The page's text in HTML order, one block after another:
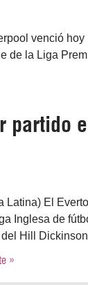
venció
de la Liga
partido
Latina) El
Inglesa de
Hill
»